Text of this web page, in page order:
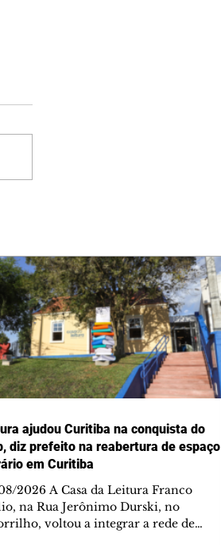
ajudou Curitiba na conquista do
diz prefeito na reabertura de espaço
em Curitiba
2026 A Casa da Leitura Franco
na Rua Jerônimo Durski, no
voltou a integrar a rede de